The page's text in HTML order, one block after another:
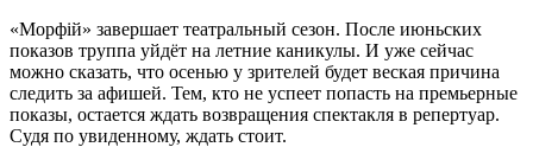
«Морфiй» завершает театральный сезон. После июньских
показов труппа уйдёт на летние каникулы. И уже сейчас
можно сказать, что осенью у зрителей будет веская причина
следить за афишей. Тем, кто не успеет попасть на премьерные
показы, остается ждать возвращения спектакля в репертуар.
Судя по увиденному, ждать стоит.